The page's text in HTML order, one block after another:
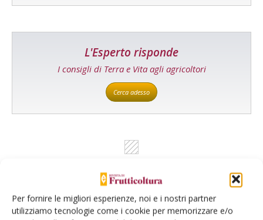
Per fornire le migliori esperienze, noi e i nostri partner
utilizziamo tecnologie come i cookie per memorizzare e/o
L'Esperto risponde
I consigli di Terra e Vita agli agricoltori
Cerca adesso